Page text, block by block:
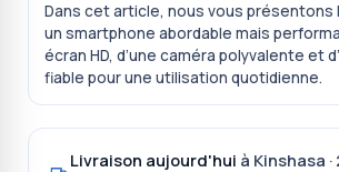
Dans cet article, nous vous présentons
un smartphone abordable mais
écran HD, d’une caméra polyvalente et
fiable pour une utilisation quotidienne.
Livraison aujourd'hui à Kinshasa